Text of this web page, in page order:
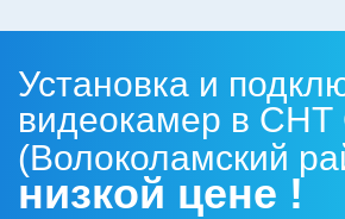
Установка и
видеокамер в
(Волоколамский
низкой цене !